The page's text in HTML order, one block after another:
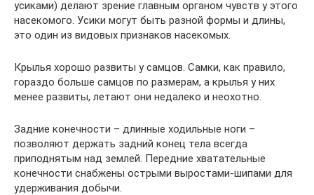
усиками) делают зрение главным органом чувств у этого
насекомого. Усики могут быть разной формы и длины,
это один из видовых признаков насекомых.
Крылья хорошо развиты у самцов. Самки, как правило,
гораздо больше самцов по размерам, а крылья у них
менее развиты, летают они недалеко и неохотно.
Задние конечности – длинные ходильные ноги –
позволяют держать задний конец тела всегда
приподнятым над землей. Передние хватательные
конечности снабжены острыми выростами-шипами для
удерживания добычи.